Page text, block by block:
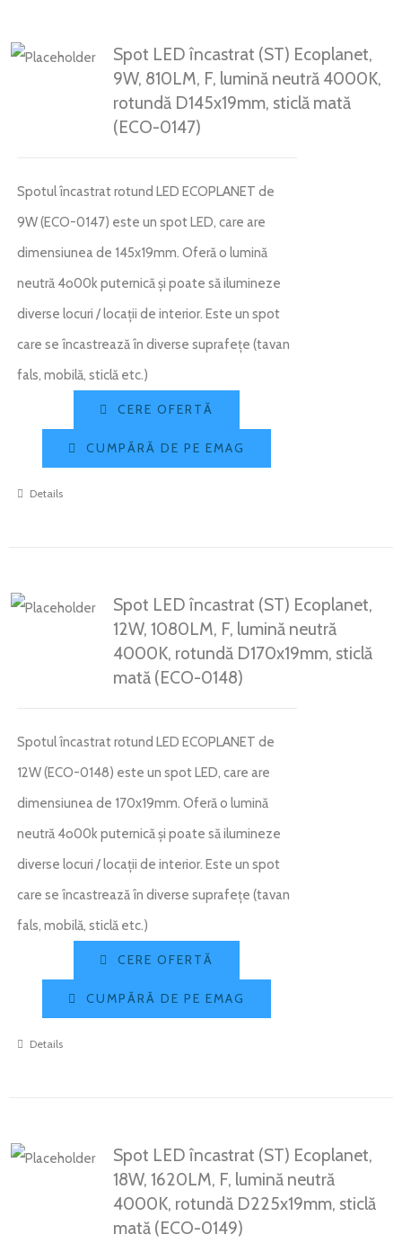
Spot LED încastrat (ST) Ecoplanet,
9W, 810LM, F, lumină neutră 4000K,
rotundă D145x19mm, sticlă mată
(ECO-0147)
Spotul încastrat rotund LED ECOPLANET de
9W (ECO-0147) este un spot LED, care are
dimensiunea de 145x19mm. Oferă o lumină
neutră 4o00k puternică și poate să ilumineze
diverse locuri / locații de interior. Este un spot
care se încastrează în diverse suprafețe (tavan
fals, mobilă, sticlă etc.)
CERE OFERTĂ
CUMPĂRĂ DE PE EMAG
Details
Spot LED încastrat (ST) Ecoplanet,
12W, 1080LM, F, lumină neutră
4000K, rotundă D170x19mm, sticlă
mată (ECO-0148)
Spotul încastrat rotund LED ECOPLANET de
12W (ECO-0148) este un spot LED, care are
dimensiunea de 170x19mm. Oferă o lumină
neutră 4o00k puternică și poate să ilumineze
diverse locuri / locații de interior. Este un spot
care se încastrează în diverse suprafețe (tavan
fals, mobilă, sticlă etc.)
CERE OFERTĂ
CUMPĂRĂ DE PE EMAG
Details
Spot LED încastrat (ST) Ecoplanet,
18W, 1620LM, F, lumină neutră
4000K, rotundă D225x19mm, sticlă
mată (ECO-0149)